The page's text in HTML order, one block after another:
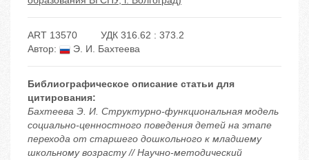
ART 13570
УДК 316.62 : 373.2
Автор:
Э. И. Бахтеева
Библиографическое описание статьи для
цитирования:
Бахтеева Э. И. Структурно-функциональная модель
социально-ценностного поведения детей на этапе
перехода от старшего дошкольного к младшему
школьному возрасту // Научно-методический